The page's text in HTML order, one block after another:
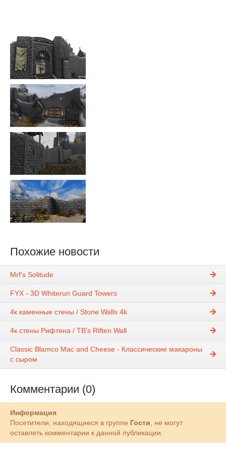
Похожие новости
Mrf's Solitude
FYX - 3D Whiterun Guard Towers
4к каменные стены / Stone Walls 4k
4к стены Рифтена / TB's Riften Wall
Classic Blamco Mac and Cheese - Классические макароны
с сыром
Комментарии (0)
Информация
Посетители, находящиеся в группе Гости, не могут
оставлять комментарии к данной публикации.